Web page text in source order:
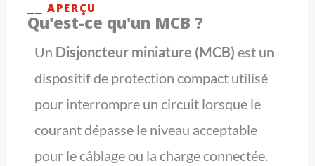
⎯⎯ APERÇU
Qu'est-ce qu'un MCB ?
Un Disjoncteur miniature (MCB) est un
dispositif de protection compact utilisé
pour interrompre un circuit lorsque le
courant dépasse le niveau acceptable
pour le câblage ou la charge connectée.